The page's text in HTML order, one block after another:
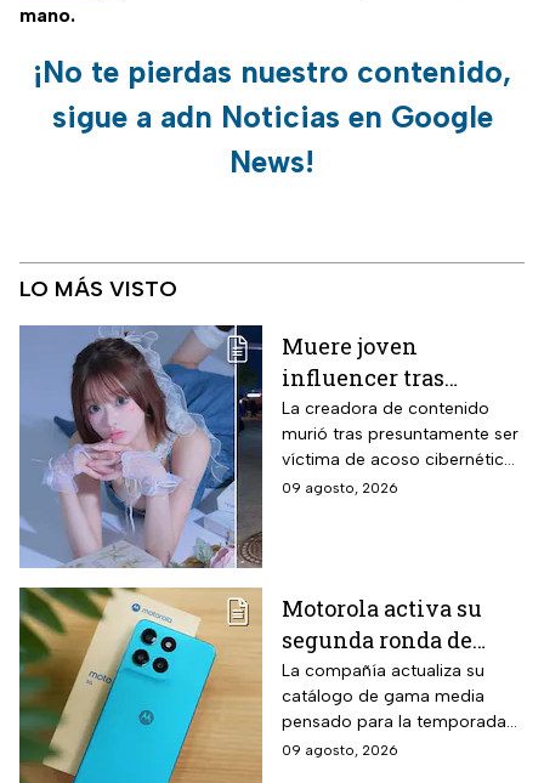
mano.
¡No te pierdas nuestro contenido,
sigue a adn Noticias en Google
News!
LO MÁS VISTO
Muere joven
influencer tras
polémica por
ENHYPEN; investigan
ciberacoso
La creadora de contenido
murió tras presuntamente ser
víctima de acoso cibernético
tras un malentendido en un
09 agosto, 2026
Motorola activa su
segunda ronda de
descuentos para el
regreso a clases: el
Moto G67 baja $2,000
pesos y la promoción
La compañía actualiza su
catálogo de gama media
pensado para la temporada
escolar con un equipo de
09 agosto, 2026